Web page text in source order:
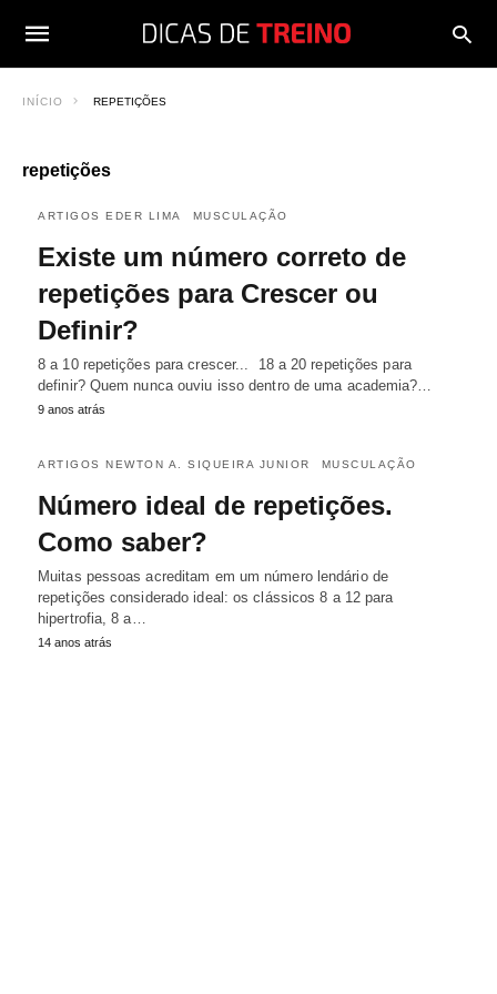
INÍCIO REPETIÇÕES
repetições
ARTIGOS EDER LIMA MUSCULAÇÃO
Existe um número correto de
repetições para Crescer ou
Definir?
8 a 10 repetições para crescer... 18 a 20 repetições para
definir? Quem nunca ouviu isso dentro de uma academia?…
9 anos atrás
ARTIGOS NEWTON A. SIQUEIRA JUNIOR MUSCULAÇÃO
Número ideal de repetições.
Como saber?
Muitas pessoas acreditam em um número lendário de
repetições considerado ideal: os clássicos 8 a 12 para
hipertrofia, 8 a…
14 anos atrás